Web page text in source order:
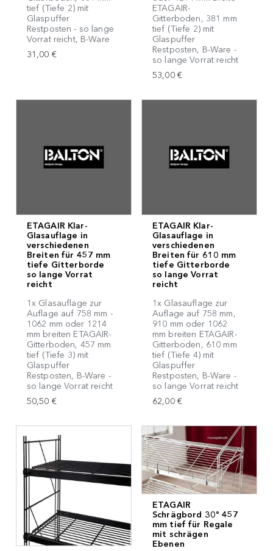
tief (Tiefe 2) mit
Glaspuffer
Restposten - so lange
Vorrat reicht, B-Ware
31,00 €
ETAGAIR-
Gitterboden, 381 mm
tief (Tiefe 2) mit
Glaspuffer
Restposten, B-Ware -
so lange Vorrat reicht
53,00 €
ETAGAIR Klar-
Glasauflage in
verschiedenen
Breiten für 457 mm
tiefe Gitterborde
so lange Vorrat
reicht
1x Glasauflage zur
Auflage auf 758 mm -
1062 mm oder 1214
mm breiten ETAGAIR-
Gitterboden, 457 mm
tief (Tiefe 3) mit
Glaspuffer
Restposten, B-Ware -
so lange Vorrat reicht
50,50 €
ETAGAIR Klar-
Glasauflage in
verschiedenen
Breiten für 610 mm
tiefe Gitterborde
so lange Vorrat
reicht
1x Glasauflage zur
Auflage auf 758 mm,
910 mm oder 1062
mm breiten ETAGAIR-
Gitterboden, 610 mm
tief (Tiefe 4) mit
Glaspuffer
Restposten, B-Ware -
so lange Vorrat reicht
62,00 €
ETAGAIR
Schrägbord 30° 457
mm tief für Regale
mit schrägen
Ebenen